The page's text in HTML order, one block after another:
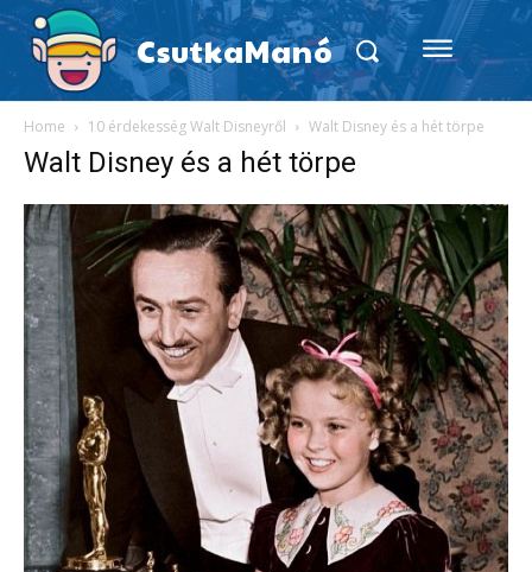
CsutkaManó
Home 10 érdekesség Walt Disneyről Walt Disney és a hét törpe
Walt Disney és a hét törpe